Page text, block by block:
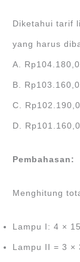
Diketahui tarif
yang harus
A.
B.
C.
D.
Pembahasan:
Menghitung
Lampu I: 4 ×
Lampu II = 3